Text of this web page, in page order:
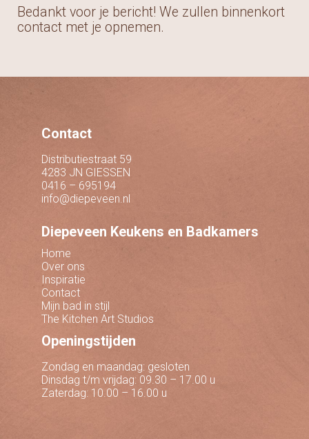
Bedankt voor je bericht! We zullen binnenkort
contact met je opnemen.
Contact
Distributiestraat 59
4283 JN GIESSEN
0416 – 695194
info@diepeveen.nl
Diepeveen Keukens en Badkamers
Home
Over ons
Inspiratie
Contact
Mijn bad in stijl
The Kitchen Art Studios
Openingstijden
Zondag en maandag: gesloten
Dinsdag t/m vrijdag: 09.30 – 17.00 u
Zaterdag: 10.00 – 16.00 u